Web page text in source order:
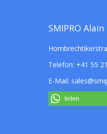
SMIPRO
Telefon: +41 55
E-Mail:
teilen